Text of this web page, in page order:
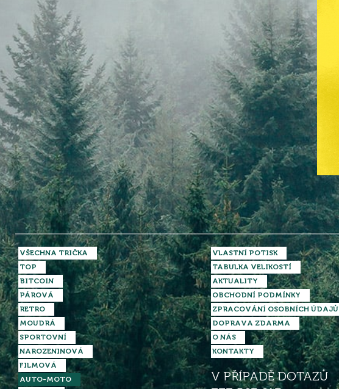
VŠECHNA TRIČKA
TOP
BITCOIN
PÁROVÁ
RETRO
MOUDRÁ
SPORTOVNÍ
NAROZENINOVÁ
FILMOVÁ
AUTO-MOTO
VLASTNÍ POTISK
TABULKA VELIKOSTÍ
AKTUALITY
OBCHODNÍ PODMÍNKY
ZPRACOVÁNÍ OSOBNÍCH ÚDAJŮ
DOPRAVA ZDARMA
O NÁS
KONTAKTY
V PŘÍPADĚ DOTAZŮ